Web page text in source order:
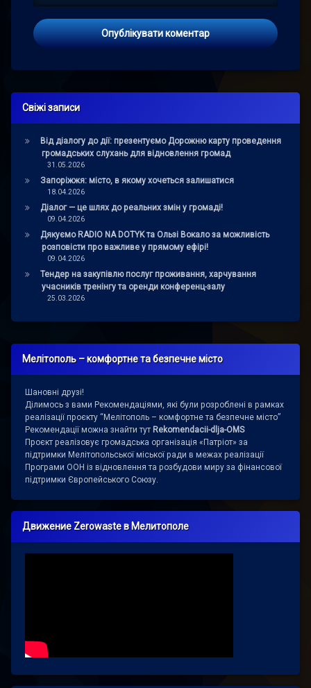
Свіжі записи
Від діалогу до дії: презентуємо Дорожню карту проведення
громадських слухань для відновлення громад
31.05.2026
Запоріжжя: місто, в якому хочеться залишатися
18.04.2026
Діалог — це шлях до реальних змін у громаді!
09.04.2026
Дякуємо RADIO NA DOTYK та Ользі Вокало за можливість
розповісти про важливе у прямому ефірі!
09.04.2026
Тендер на закупівлю послуг проживання, харчування
учасників тренінгу та оренди конференц-залу
25.03.2026
Мелітополь – комфортне та безпечне місто
Шановні друзі!
Ділимось з вами Рекомендаціями, які були розроблені в рамках
реалізації проєкту “Мелітополь – комфортне та безпечне місто”
Рекомендації можна знайти тут Rekomendacii-dlja-OMS
Проєкт реалізовує громадська організація «Патріот» за
підтримки Мелітопольської міської ради в межах реалізації
Програми ООН із відновлення та розбудови миру за фінансової
підтримки Європейського Союзу.
Движение Zerowaste в Мелитополе